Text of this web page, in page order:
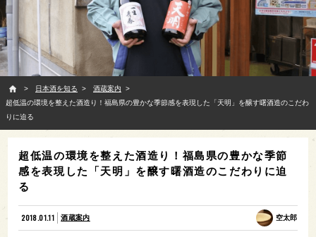
日本酒を知る
酒蔵案内
超低温の環境を整えた酒造り！福島県の豊かな季節感を表現した「天明」を醸す曙酒造のこだわ
りに迫る
超低温の環境を整えた酒造り！福島県の豊かな季節
感を表現した「天明」を醸す曙酒造のこだわりに迫
る
2018.01.11 酒蔵案内 空太郎